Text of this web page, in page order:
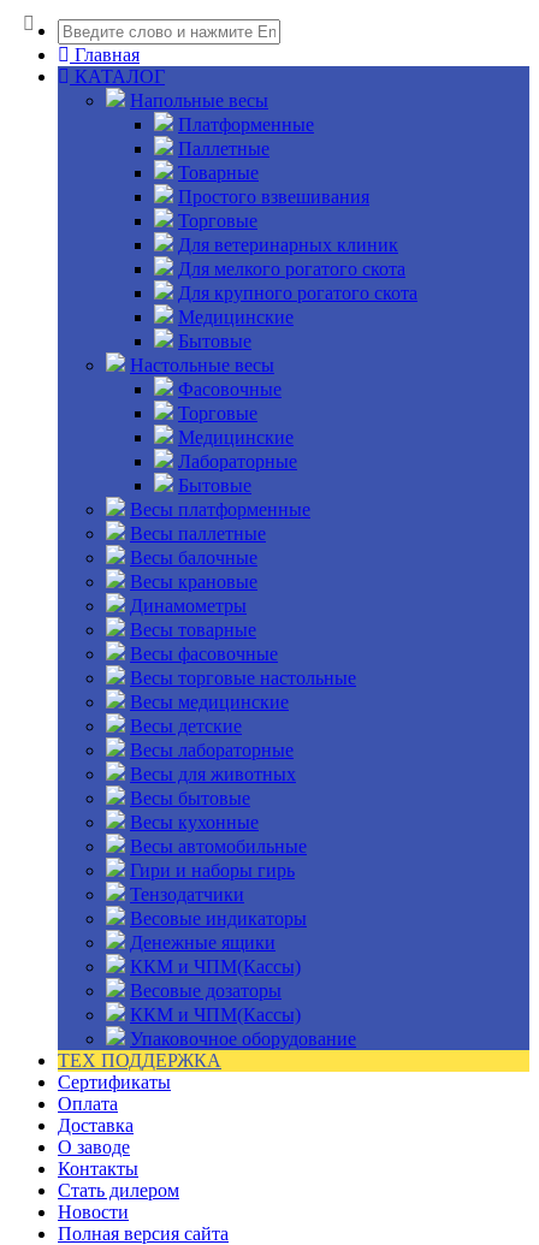
Главная
КАТАЛОГ
Напольные весы
Платформенные
Паллетные
Товарные
Простого взвешивания
Торговые
Для ветеринарных клиник
Для мелкого рогатого скота
Для крупного рогатого скота
Медицинские
Бытовые
Настольные весы
Фасовочные
Торговые
Медицинские
Лабораторные
Бытовые
Весы платформенные
Весы паллетные
Весы балочные
Весы крановые
Динамометры
Весы товарные
Весы фасовочные
Весы торговые настольные
Весы медицинские
Весы детские
Весы лабораторные
Весы для животных
Весы бытовые
Весы кухонные
Весы автомобильные
Гири и наборы гирь
Тензодатчики
Весовые индикаторы
Денежные ящики
ККМ и ЧПМ(Кассы)
Весовые дозаторы
ККМ и ЧПМ(Кассы)
Упаковочное оборудование
ТЕХ ПОДДЕРЖКА
Сертификаты
Оплата
Доставка
О заводе
Контакты
Стать дилером
Новости
Полная версия сайта